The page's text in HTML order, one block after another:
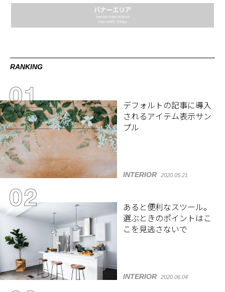
RANKING
デフォルトの記事に導入
されるアイテム表示サン
プル
INTERIOR 2020.05.21
あると便利なスツール。
選ぶときのポイントはこ
こを見逃さないで
INTERIOR 2020.06.04